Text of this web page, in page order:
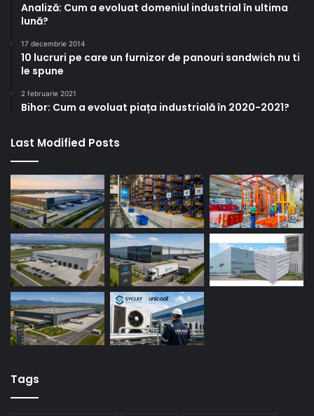
Analiză: Cum a evoluat domeniul industrial în ultima
lună?
17 decembrie 2014
10 lucruri pe care un furnizor de panouri sandwich nu ti
le spune
2 februarie 2021
Bihor: Cum a evoluat piața industrială în 2020-2021?
Last Modified Posts
Tags